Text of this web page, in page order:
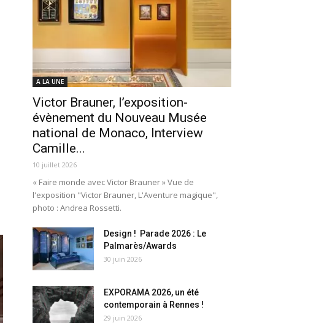
A LA UNE
Victor Brauner, l’exposition-
évènement du Nouveau Musée
national de Monaco, Interview
Camille...
10 juillet 2026
« Faire monde avec Victor Brauner » Vue de
l'exposition "Victor Brauner, L'Aventure magique",
photo : Andrea Rossetti.
Design ! Parade 2026 : Le
Palmarès/Awards
30 juin 2026
EXPORAMA 2026, un été
contemporain à Rennes !
29 juin 2026